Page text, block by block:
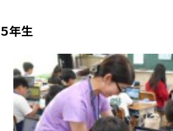
５年生